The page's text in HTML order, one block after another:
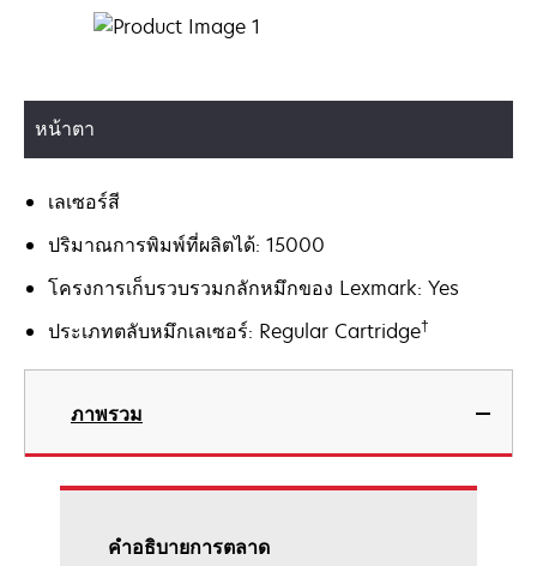
หน้าตา
เลเซอร์สี
ปริมาณการพิมพ์ที่ผลิตได้: 15000
โครงการเก็บรวบรวมกลักหมึกของ Lexmark: Yes
ประเภทตลับหมึกเลเซอร์: Regular Cartridge†
ภาพรวม
คําอธิบายการตลาด